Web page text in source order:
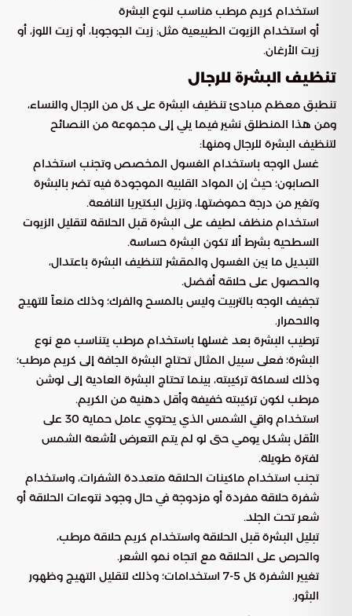
استخدام كريم مرطب مناسب لنوع البشرة
أو استخدام الزيوت الطبيعية مثل: زيت الجوجوبا، أو زيت اللوز، أو
زيت الأرغان.
تنظيف البشرة للرجال
تنطبق معظم مبادئ تنظيف البشرة على كل من الرجال والنساء،
ومن هذا المنطلق نشير فيما يلي إلى مجموعة من النصائح
لتنظيف البشرة للرجال ومنها:
غسل الوجه باستخدام الغسول المخصص وتجنب استخدام
الصابون؛ حيث إن المواد القلبية الموجودة فيه تضر بالبشرة
وتغير من درجة حموضتها، وتزيل البكتيريا النافعة.
استخدام منظف لطيف على البشرة قبل الحلاقة لتقليل الزيوت
السطحية بشرط ألا تكون البشرة حساسة.
التبديل ما بين الغسول والمقشر لتنظيف البشرة باعتدال،
والحصول على حلاقة أفضل.
تجفيف الوجه بالتربيت وليس بالمسح والفرك؛ وذلك منعاً للتهيج
والاحمرار.
ترطيب البشرة بعد غسلها باستخدام مرطب يتناسب مع نوع
البشرة؛ فعلى سبيل المثال تحتاج البشرة الجافة إلى كريم مرطب؛
وذلك لسماكة تركيبته، بينما تحتاج البشرة العادية إلى لوشن
مرطب لكون تركيبته خفيفة وأقل دهنية من الكريم.
استخدام واقي الشمس الذي يحتوي عامل حماية 30 على
الأقل بشكل يومي حتى لو لم يتم التعرض لأشعة الشمس
لفترة طويلة.
تجنب استخدام ماكينات الحلاقة متعددة الشفرات، واستخدام
شفرة حلاقة مفردة أو مزدوجة في حال وجود نتوءات الحلاقة أو
شعر تحت الجلد.
تبليل البشرة قبل الحلاقة واستخدام كريم حلاقة مرطب،
والحرص على الحلاقة مع اتجاه نمو الشعر.
تغيير الشفرة كل 5-7 استخدامات؛ وذلك لتقليل التهيج وظهور
البثور.